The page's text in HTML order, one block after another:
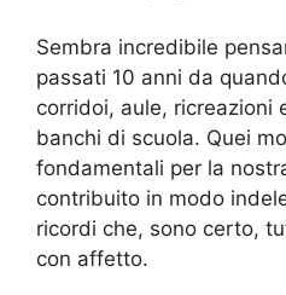
Sembra incredibile
passati 10 anni da
corridoi, aule, ricreazioni
banchi di scuola. Quei
fondamentali per la
contribuito in modo
ricordi che, sono certo,
con affetto.